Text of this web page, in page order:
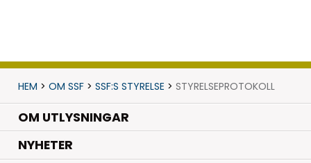
HEM > OM SSF> SSF:S STYRELSE > STYRELSEPROTOKOLL
OM UTLYSNINGAR
NYHETER.